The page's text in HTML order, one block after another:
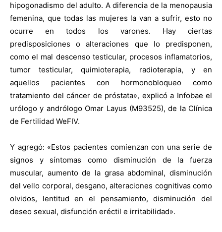
hipogonadismo del adulto. A diferencia de la menopausia
femenina, que todas las mujeres la van a sufrir, esto no
ocurre en todos los varones. Hay ciertas
predisposiciones o alteraciones que lo predisponen,
como el mal descenso testicular, procesos inflamatorios,
tumor testicular, quimioterapia, radioterapia, y en
aquellos pacientes con hormonobloqueo como
tratamiento del cáncer de próstata», explicó a Infobae el
urólogo y andrólogo Omar Layus (M93525), de la Clínica
de Fertilidad WeFIV.
Y agregó: «Estos pacientes comienzan con una serie de
signos y síntomas como disminución de la fuerza
muscular, aumento de la grasa abdominal, disminución
del vello corporal, desgano, alteraciones cognitivas como
olvidos, lentitud en el pensamiento, disminución del
deseo sexual, disfunción eréctil e irritabilidad».